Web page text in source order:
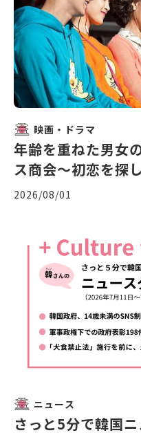
映画・ドラマ
年齢を重ねた男女
ス商会〜初恋を探
2026/08/01
ニュース
さっと5分で韓国